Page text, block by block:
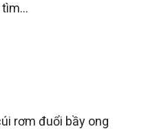
tìm…
rơm đuổi bầy ong